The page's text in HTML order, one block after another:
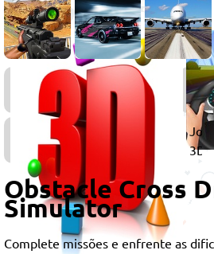
Jogos
3D
Obstacle Cross
Simulator
Complete missões e enfrente as